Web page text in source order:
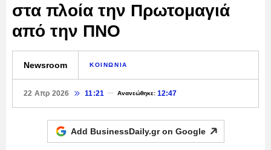
στα πλοία την Πρωτομαγιά
από την ΠΝΟ
Newsroom ΚΟΙΝΩΝΙΑ
22 Απρ 2026 11:21 Ανανεώθηκε: 12:47
Add BusinessDaily.gr on Google